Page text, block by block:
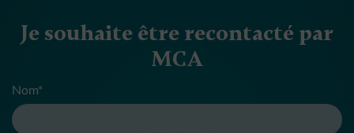
Je souhaite être recontacté par
MCA
Nom*